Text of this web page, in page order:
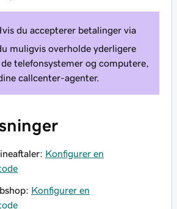
du accepterer betalinger via
muligvis overholde yderligere
telefonsystemer og computere,
callcenter-agenter.
Konfigurer en
Konfigurer en